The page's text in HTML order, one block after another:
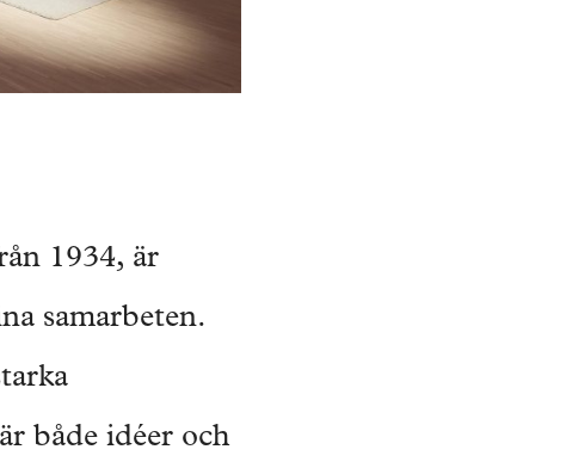
1934, är
samarbeten.
både idéer och